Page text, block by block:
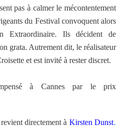
pas à calmer le mécontentement
du Festival convoquent alors
Extraordinaire. Ils décident de
grata. Autrement dit, le réalisateur
et est invité à rester discret.
à Cannes par le prix
directement à Kirsten Dunst.